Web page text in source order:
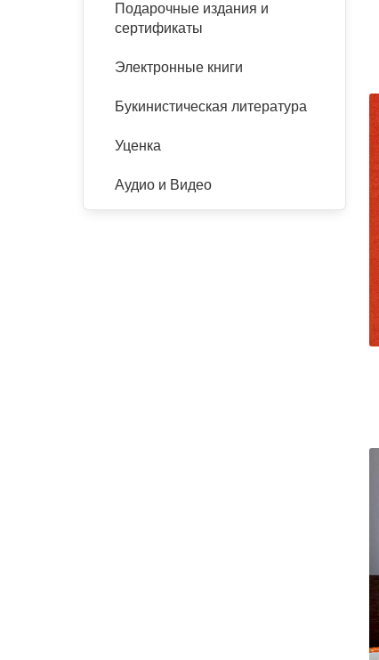
Подарочные издания и
сертификаты
Электронные книги
Букинистическая литература
Уценка
Аудио и Видео